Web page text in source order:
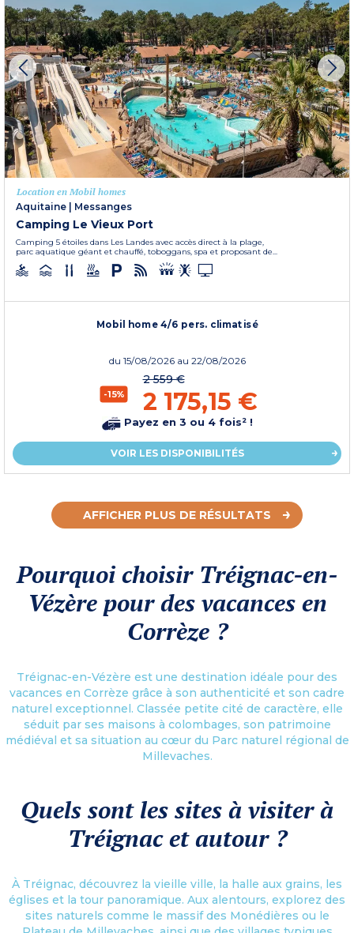
Location en Mobil homes
Aquitaine | Messanges
Camping Le Vieux Port
Camping 5 étoiles dans Les Landes avec accès direct à la plage,
parc aquatique géant et chauffé, toboggans, spa et proposant de...
Mobil home 4/6 pers. climatisé
du 15/08/2026 au 22/08/2026
-15%
2 559 €
2 175,15 €
Payez en 3 ou 4 fois² !
VOIR LES DISPONIBILITÉS
AFFICHER PLUS DE RÉSULTATS
Pourquoi choisir Tréignac-en-
Vézère pour des vacances en
Corrèze ?
Tréignac-en-Vézère est une destination idéale pour des
vacances en Corrèze grâce à son authenticité et son cadre
naturel exceptionnel. Classée petite cité de caractère, elle
séduit par ses maisons à colombages, son patrimoine
médiéval et sa situation au cœur du Parc naturel régional de
Millevaches.
Quels sont les sites à visiter à
Tréignac et autour ?
À Tréignac, découvrez la vieille ville, la halle aux grains, les
églises et la tour panoramique. Aux alentours, explorez des
sites naturels comme le massif des Monédières ou le